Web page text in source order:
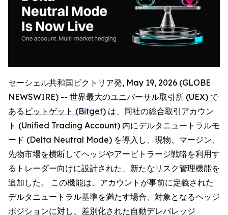
セーシェル共和国ビクトリア発, May 19, 2026 (GLOBE
NEWSWIRE) -- 世界最大のユニバーサル取引所 (UEX) で
ある ビットゲット (Bitget) は、同社の総合取引アカウン
ト (Unified Trading Account) 内にデルタニュートラルモ
ード (Delta Neutral Mode) を導入し、現物、マージン、
先物市場を横断してヘッジやアービトラージ戦略を利用す
るトレーダー向けに設計された、新たなリスク管理機能を
追加した。 この機能は、アカウントが事前に定義された
デルタニュートラル基準を満たす場合、対象となるヘッジ
ポジションに対し、差別化された自動デレバレッジ